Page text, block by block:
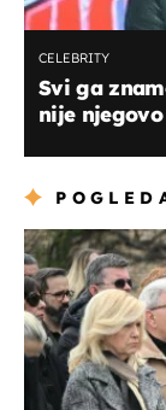
CELEBRITY
Svi ga
nije